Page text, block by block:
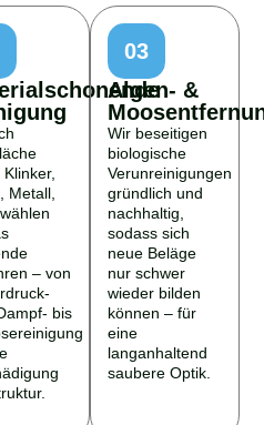
Metall,
– von
bis
03
Algen- &
Wir beseitigen
biologische
Verunreinigungen
gründlich und
nachhaltig,
sodass sich
neue Beläge
nur schwer
wieder bilden
können – für
eine
langanhaltend
saubere Optik.